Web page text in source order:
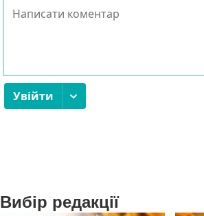
Вибір редакції